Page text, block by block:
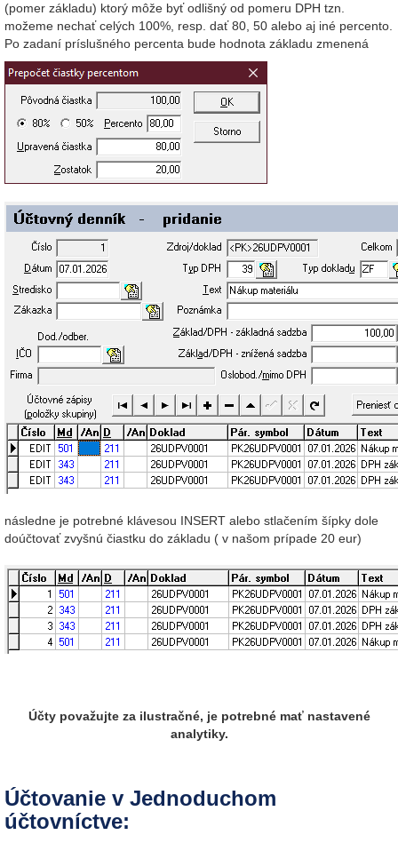
(pomer základu) ktorý môže byť odlišný od pomeru DPH tzn.
možeme nechať celých 100%, resp. dať 80, 50 alebo aj iné percento.
Po zadaní príslušného percenta bude hodnota základu zmenená
následne je potrebné klávesou INSERT alebo stlačením šípky dole
doúčtovať zvyšnú čiastku do základu ( v našom prípade 20 eur)
Účty považujte za ilustračné, je potrebné mať nastavené
analytiky.
Účtovanie v Jednoduchom
účtovníctve: